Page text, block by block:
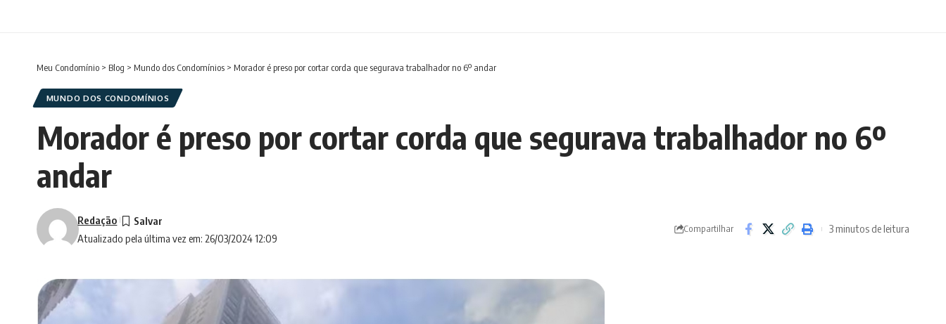
Meu Condomínio > Blog > Mundo dos Condomínios > Morador é preso por cortar corda que segurava trabalhador no 6º andar
MUNDO DOS CONDOMÍNIOS
Morador é preso por cortar corda que segurava trabalhador no 6º
andar
Atualizado pela última vez em: 26/03/2024 12:09
Redação
Compartilhar 3 minutos de leitura